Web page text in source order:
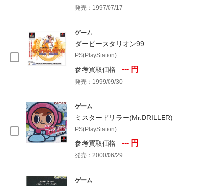
発売：1997/07/17
ゲーム
ダービースタリオン99
PS(PlayStation)
参考買取価格 --- 円
発売：1999/09/30
ゲーム
ミスタードリラー(Mr.DRILLER)
PS(PlayStation)
参考買取価格 --- 円
発売：2000/06/29
ゲーム